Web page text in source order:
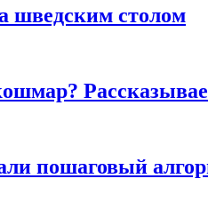
шведским столом
пошаговый